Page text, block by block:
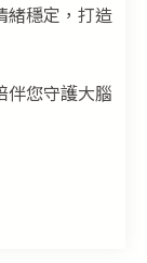
緒穩定，打造
伴您守護大腦